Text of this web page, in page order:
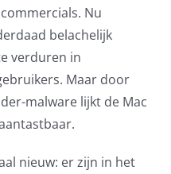
commercials. Nu
belachelijk
verduren in
Maar door
malware lijkt de Mac
nieuw: er zijn in het